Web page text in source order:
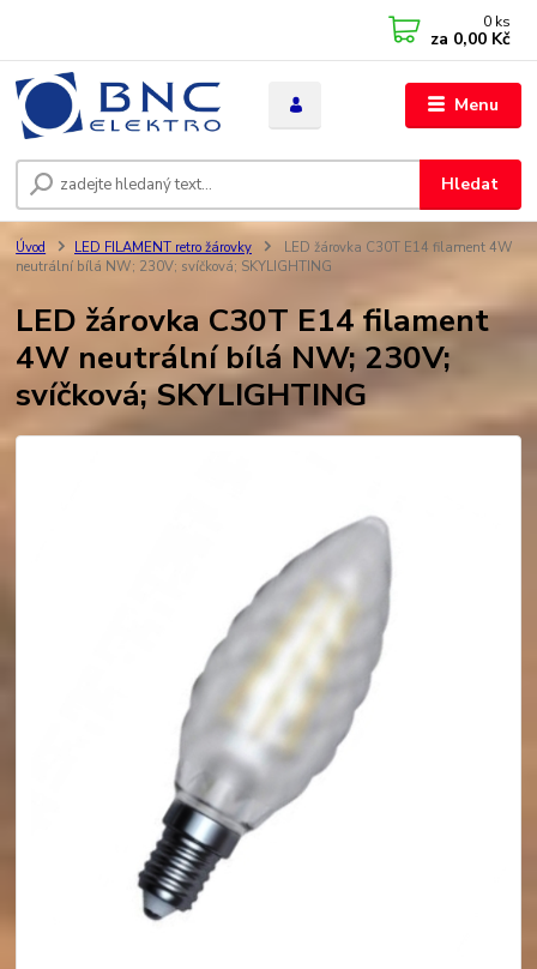
Menu
Hledat
0 ks
za 0,00 Kč
Úvod LED FILAMENT retro žárovky
LED žárovka C30T E14 filament 4W
neutrální bílá NW; 230V; svíčková; SKYLIGHTING
LED žárovka C30T E14 filament
4W neutrální bílá NW; 230V;
svíčková; SKYLIGHTING